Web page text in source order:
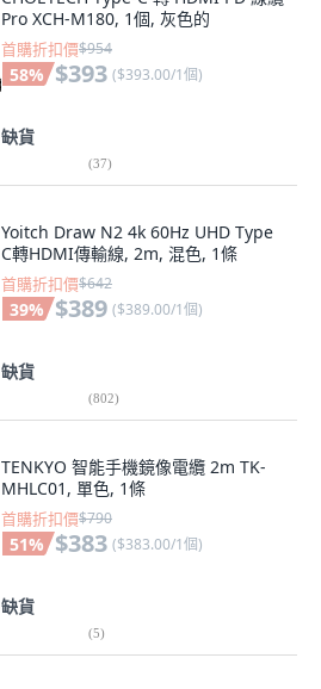
Pro XCH-M180, 1個, 灰色的
首購折扣價$954
58% $393 ($393.00/1個)
缺貨
(37)
Yoitch Draw N2 4k 60Hz UHD Type
C轉HDMI傳輸線, 2m, 混色, 1條
首購折扣價$642
39% $389 ($389.00/1個)
缺貨
(802)
TENKYO 智能手機鏡像電纜 2m TK-
MHLC01, 單色, 1條
首購折扣價$790
51% $383 ($383.00/1個)
缺貨
(5)